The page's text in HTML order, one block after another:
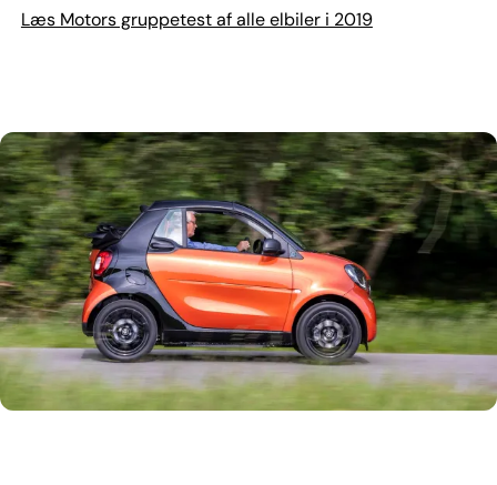
Læs Motors gruppetest af alle elbiler i 2019